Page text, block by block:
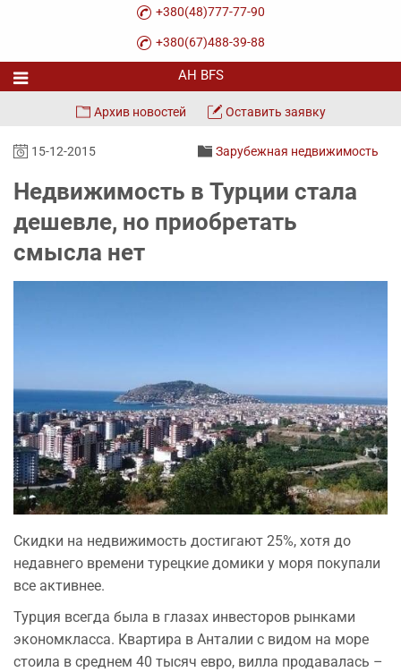
+380(48)777-77-90
+380(67)488-39-88
Архив новостей Оставить заявку
15-12-2015 Зарубежная недвижимость
Недвижимость в Турции стала
дешевле, но приобретать
смысла нет
Скидки на недвижимость достигают 25%, хотя до
недавнего времени турецкие домики у моря покупали
все активнее.
Турция всегда была в глазах инвесторов рынками
экономкласса. Квартира в Анталии с видом на море
стоила в среднем 40 тысяч евро, вилла продавалась –